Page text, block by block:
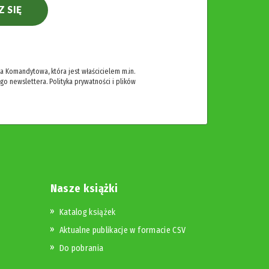
SIĘ
która jest właścicielem m.in.
newslettera. Polityka prywatności i plików
Nasze książki
Katalog książek
Aktualne publikacje w formacie CSV
Do pobrania